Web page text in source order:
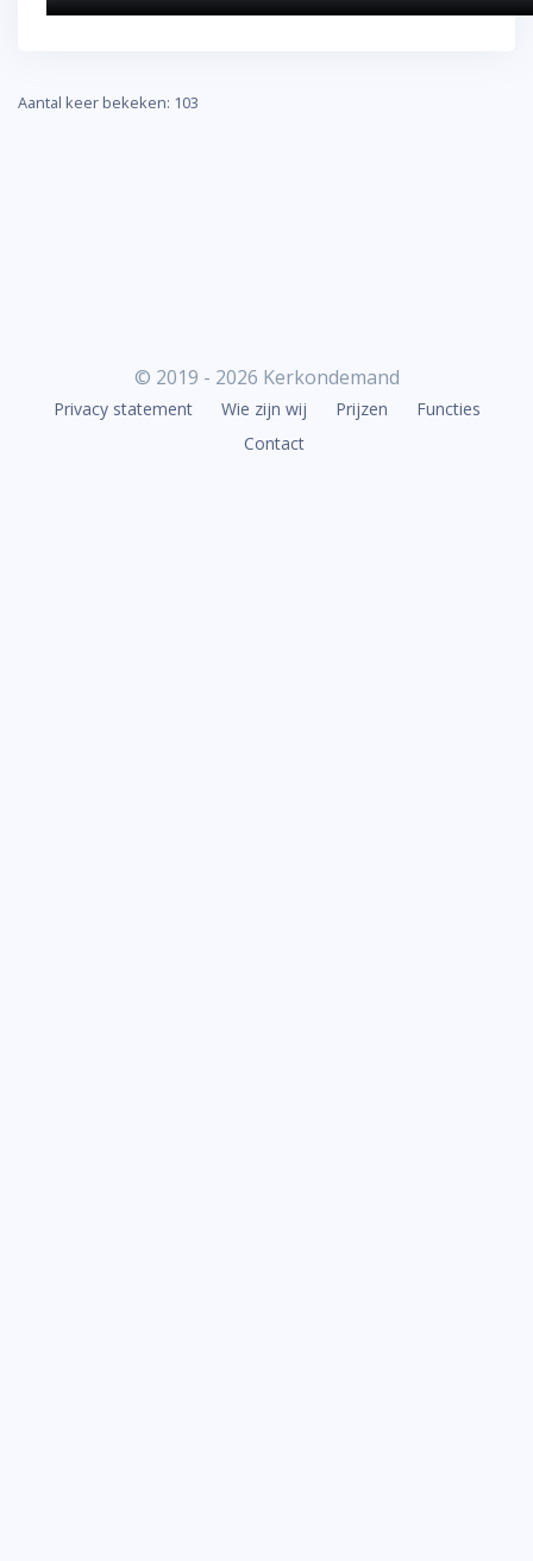
Aantal keer bekeken: 103
© 2019 - 2026 Kerkondemand
Privacy statement Wie zijn wij Prijzen
Functies
Contact